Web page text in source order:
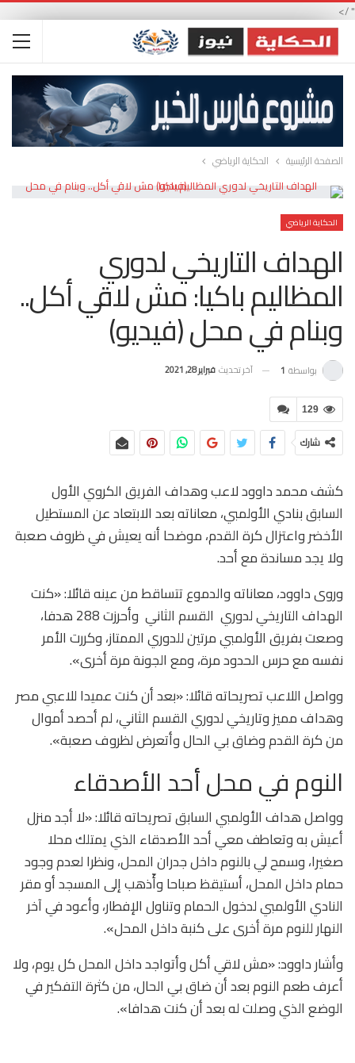
" />
الصفحة الرئيسية الحكاية الرياضي
الحكاية الرياضي
الهداف التاريخي لدوري
المظاليم باكيا: مش لاقي أكل..
وبنام في محل (فيديو)
بواسطة 1 آخر تحديث فبراير 28, 2021
129
شارك
كشف محمد داوود لاعب وهداف الفريق الكروي الأول
السابق بنادي الأولمبي، معاناته بعد الابتعاد عن المستطيل
الأخضر واعتزال كرة القدم، موضحا أنه يعيش في ظروف صعبة
ولا يجد مساندة مع أحد.
وروى داوود، معاناته والدموع تتساقط من عينه قائلا: «كنت
الهداف التاريخي لدوري القسم الثاني وأحرزت 288 هدفا،
وصعت بفريق الأولمبي مرتين للدوري الممتاز، وكررت الأمر
نفسه مع حرس الحدود مرة، ومع الجونة مرة أخرى».
وواصل اللاعب تصريحاته قائلا: «بعد أن كنت عميدا للاعبي مصر
وهداف مميز وتاريخي لدوري القسم الثاني، لم أحصد أموال
من كرة القدم وضاق بي الحال وأتعرض لظروف صعبة».
النوم في محل أحد الأصدقاء
وواصل هداف الأولمبي السابق تصريحاته قائلا: «لا أجد منزل
أعيش به وتعاطف معي أحد الأصدقاء الذي يمتلك محلا
صغيرا، وسمح لي بالنوم داخل جدران المحل، ونظرا لعدم وجود
حمام داخل المحل، أستيقظ صباحا وأّذهب إلى المسجد أو مقر
النادي الأولمبي لدخول الحمام وتناول الإفطار، وأعود في آخر
النهار للنوم مرة أخرى على كنبة داخل المحل».
وأشار داوود: «مش لاقي أكل وأتواجد داخل المحل كل يوم، ولا
أعرف طعم النوم بعد أن ضاق بي الحال، من كثرة التفكير في
الوضع الذي وصلت له بعد أن كنت هدافا».